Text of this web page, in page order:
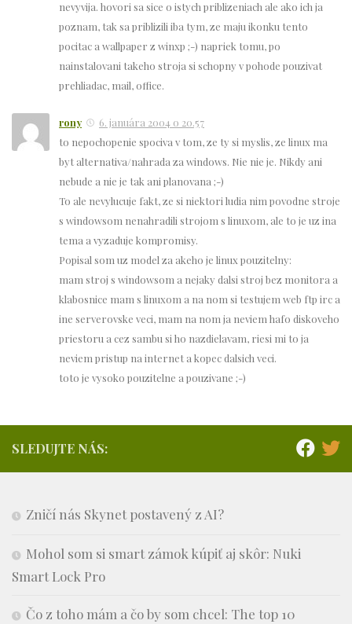
nevyvija. hovori sa sice o istych priblizeniach ale ako ich ja
poznam, tak sa priblizili iba tym, ze maju ikonku tento
pocitac a wallpaper z winxp ;-) napriek tomu, po
nainstalovani takeho stroja si schopny v pohode pouzivat
prehliadac, mail, office.
rony
6. januára 2004 o 20.57
to nepochopenie spociva v tom, ze ty si myslis, ze linux ma
byt alternativa/nahrada za windows. Nie nie je. Nikdy ani
nebude a nie je tak ani planovana ;-)
To ale nevylucuje fakt, ze si niektori ludia nim povodne stroje
s windowsom nenahradili strojom s linuxom, ale to je uz ina
tema a vyzaduje kompromisy.
Popisal som uz model za akeho je linux pouzitelny:
mam stroj s windowsom a nejaky dalsi stroj bez monitora a
klabosnice mam s linuxom a na nom si testujem web ftp irc a
ine serverovske veci, mam na nom ja neviem hafo diskoveho
priestoru a cez sambu si ho nazdielavam, riesi mi to ja
neviem pristup na internet a kopec dalsich veci.
toto je vysoko pouzitelne a pouzivane ;-)
SLEDUJTE NÁS:
Zničí nás Skynet postavený z AI?
Mohol som si smart zámok kúpiť aj skôr: Nuki
Smart Lock Pro
Čo z toho mám a čo by som chcel: The top 10